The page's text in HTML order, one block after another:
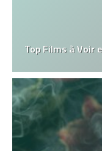
Top Films à Voir